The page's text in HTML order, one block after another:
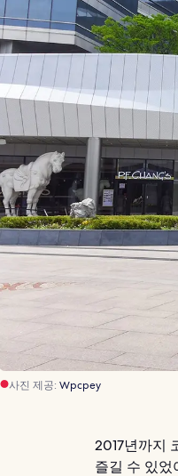
사진 제공:Wpcpey
2017년까지
즐길 수 있었